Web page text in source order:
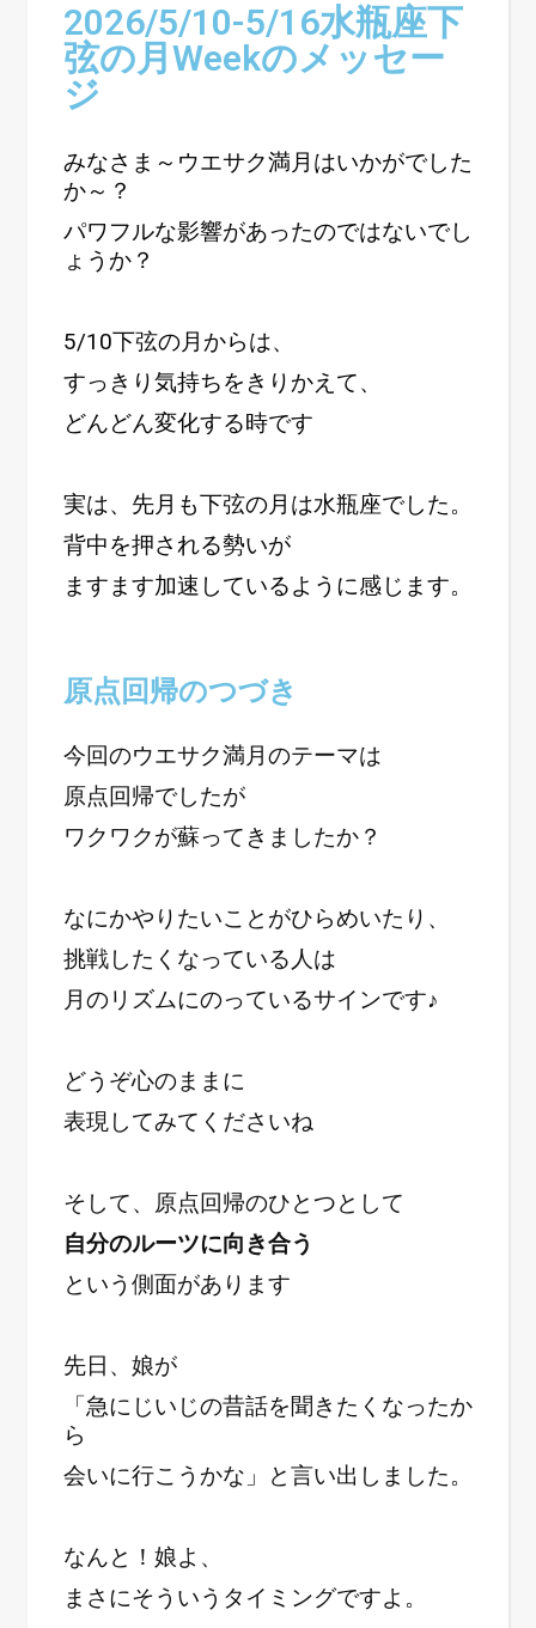
2026/5/10-5/16水瓶座下
弦の月Weekのメッセー
ジ
みなさま～ウエサク満月はいかがでした
か～？
パワフルな影響があったのではないでし
ょうか？
5/10下弦の月からは、
すっきり気持ちをきりかえて、
どんどん変化する時です
実は、先月も下弦の月は水瓶座でした。
背中を押される勢いが
ますます加速しているように感じます。
原点回帰のつづき
今回のウエサク満月のテーマは
原点回帰でしたが
ワクワクが蘇ってきましたか？
なにかやりたいことがひらめいたり、
挑戦したくなっている人は
月のリズムにのっているサインです♪
どうぞ心のままに
表現してみてくださいね
そして、原点回帰のひとつとして
自分のルーツに向き合う
という側面があります
先日、娘が
「急にじいじの昔話を聞きたくなったか
ら
会いに行こうかな」と言い出しました。
なんと！娘よ、
まさにそういうタイミングですよ。